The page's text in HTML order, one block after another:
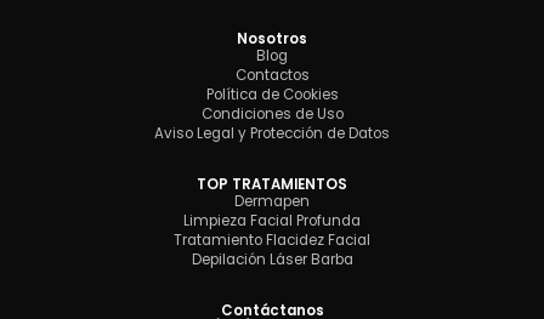
Nosotros
Blog
Contactos
Política de Cookies
Condiciones de Uso
Aviso Legal y Protección de Datos
TOP TRATAMIENTOS
Dermapen
Limpieza Facial Profunda
Tratamiento Flacidez Facial
Depilación Láser Barba
Contáctanos